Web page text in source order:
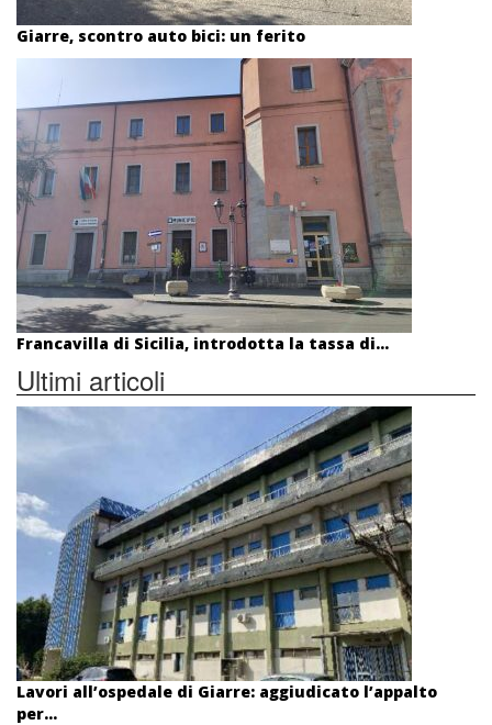
Giarre, scontro auto bici: un ferito
Francavilla di Sicilia, introdotta la tassa di...
Ultimi articoli
Lavori all’ospedale di Giarre: aggiudicato l’appalto
per...